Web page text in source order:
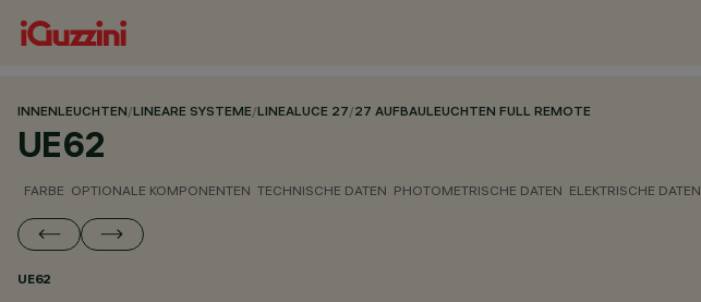
INNENLEUCHTEN/LINEARE SYSTEME/LINEALUCE 27/27 AUFBAULEUCHTEN FULL REMOTE
UE62
FARBE OPTIONALE KOMPONENTEN TECHNISCHE DATEN PHOTOMETRISCHE DATEN ELEKTRISCHE DATEN
UE62